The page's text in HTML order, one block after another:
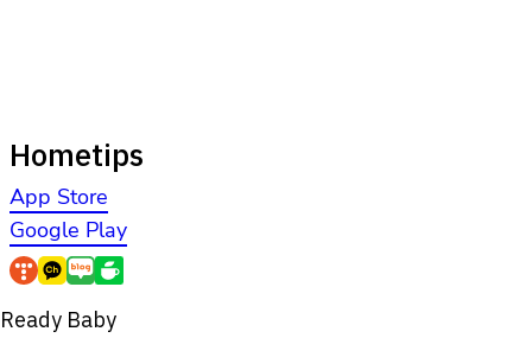
Hometips
App Store
Google Play
Ready Baby